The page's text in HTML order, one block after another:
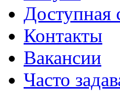
Доступная
Контакты
Вакансии
Часто